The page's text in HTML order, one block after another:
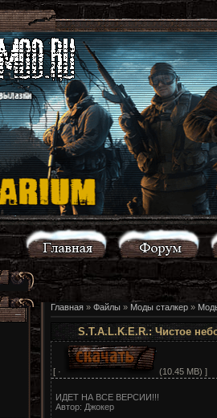
Главная» Файлы» Моды сталкер»
S.T.A.L.K.E.R.: Чистое
[ · (10.45 MB) ]
ИДЕТ НА ВСЕ ВЕРСИИ!!!
Автор: Джокер